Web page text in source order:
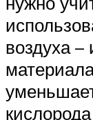
воздуха –